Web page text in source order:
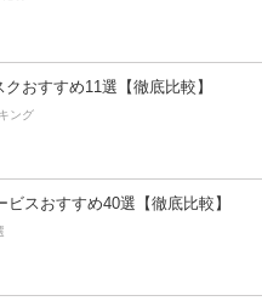
おすすめ11選【徹底比較】
ング
スおすすめ40選【徹底比較】